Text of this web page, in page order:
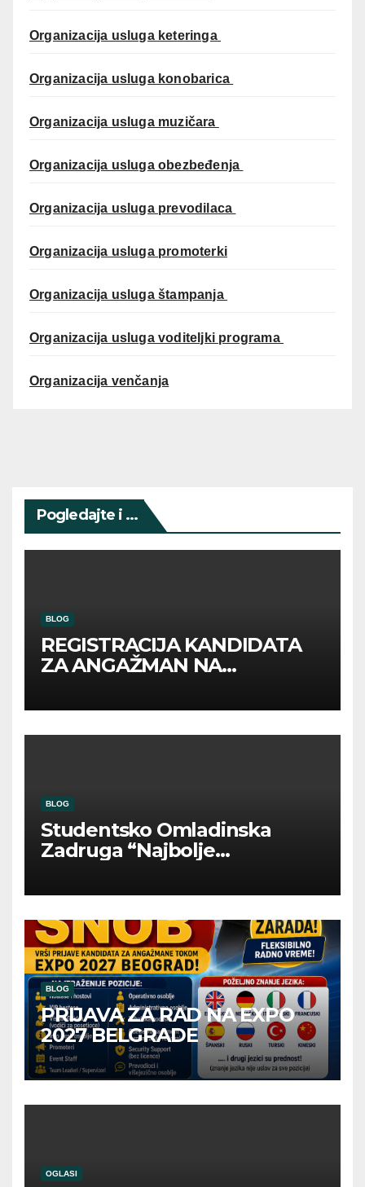
Organizacija usluga keteringa
Organizacija usluga konobarica
Organizacija usluga muzičara
Organizacija usluga obezbeđenja
Organizacija usluga prevodilaca
Organizacija usluga promoterki
Organizacija usluga štampanja
Organizacija usluga voditeljki programa
Organizacija venčanja
Pogledajte i ...
BLOG
REGISTRACIJA KANDIDATA
ZA ANGAŽMAN NA
BLOG
Studentsko Omladinska
Zadruga “Najbolje
BLOG
PRIJAVA ZA RAD NA EXPO
2027 BELGRADE
OGLASI